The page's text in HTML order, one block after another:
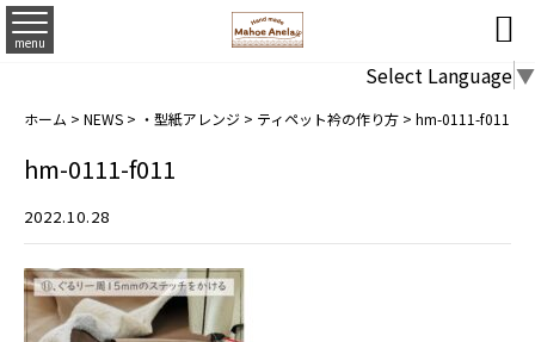
menu 
Select Language▼
ホーム > NEWS > ・型紙アレンジ > ティペット衿の作り方 > hm-0111-f011
hm-0111-f011
2022.10.28